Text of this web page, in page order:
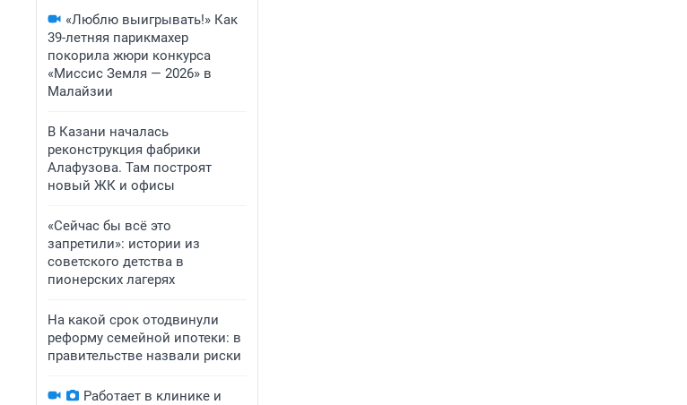
«Люблю выигрывать!» Как
39-летняя парикмахер
покорила жюри конкурса
«Миссис Земля — 2026» в
Малайзии
В Казани началась
реконструкция фабрики
Алафузова. Там построят
новый ЖК и офисы
«Сейчас бы всё это
запретили»: истории из
советского детства в
пионерских лагерях
На какой срок отодвинули
реформу семейной ипотеки: в
правительстве назвали риски
Работает в клинике и